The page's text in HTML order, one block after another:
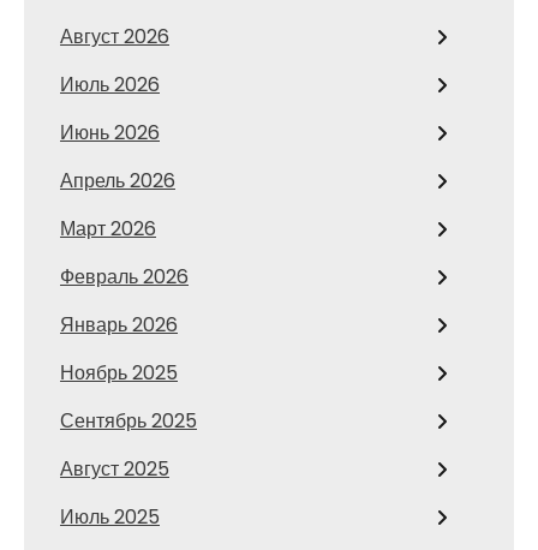
Август 2026
Июль 2026
Июнь 2026
Апрель 2026
Март 2026
Февраль 2026
Январь 2026
Ноябрь 2025
Сентябрь 2025
Август 2025
Июль 2025